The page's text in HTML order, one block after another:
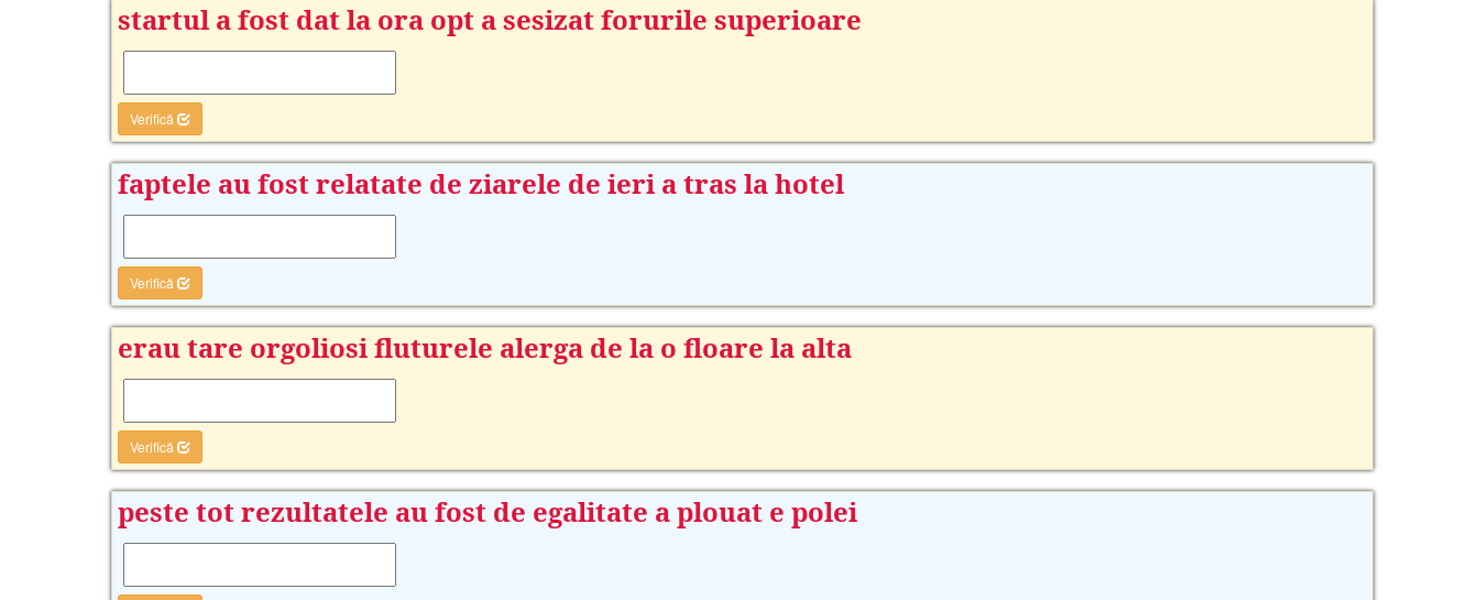
startul a fost dat la ora opt a sesizat forurile superioare
Verifică
faptele au fost relatate de ziarele de ieri a tras la hotel
Verifică
erau tare orgoliosi fluturele alerga de la o floare la alta
Verifică
peste tot rezultatele au fost de egalitate a plouat e polei